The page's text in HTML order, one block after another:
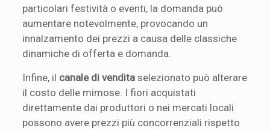
particolari festività o eventi, la domanda può
aumentare notevolmente, provocando un
innalzamento dei prezzi a causa delle classiche
dinamiche di offerta e domanda.
Infine, il canale di vendita selezionato può alterare
il costo delle mimose. I fiori acquistati
direttamente dai produttori o nei mercati locali
possono avere prezzi più concorrenziali rispetto